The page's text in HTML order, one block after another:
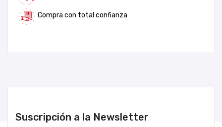
Compra con total confianza
Suscripción a la Newsletter